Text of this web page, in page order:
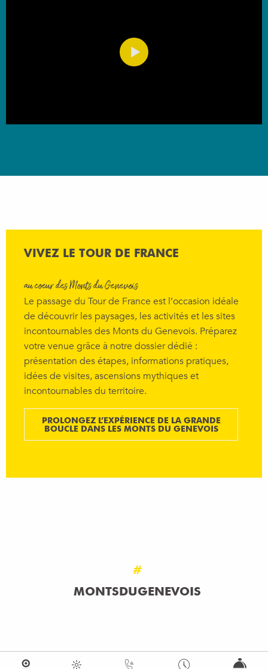
VIVEZ LE TOUR DE FRANCE
au cœur des Monts du Genevois
Le passage du Tour de France est l’occasion idéale
de découvrir les paysages, les activités et les sites
incontournables des Monts du Genevois. Préparez
votre venue grâce à notre dossier dédié :
présentation des étapes, informations pratiques,
idées de visites, ascensions mythiques et
incontournables du territoire.
PROLONGEZ L’EXPÉRIENCE DE LA GRANDE
BOUCLE DANS LES MONTS DU GENEVOIS
#
MONTSDUGENEVOIS